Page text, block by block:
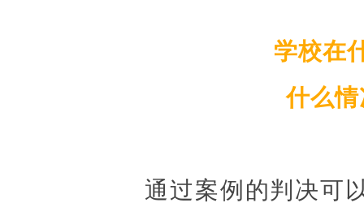
学校在
什么
通过案例的判决可以